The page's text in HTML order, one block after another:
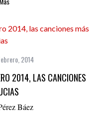
2014
2014, LAS CANCIONES
Báez